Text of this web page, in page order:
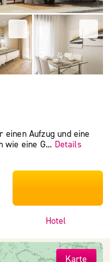
Aufzug und eine
wie eine G... Details
***************
Hotel
Karte